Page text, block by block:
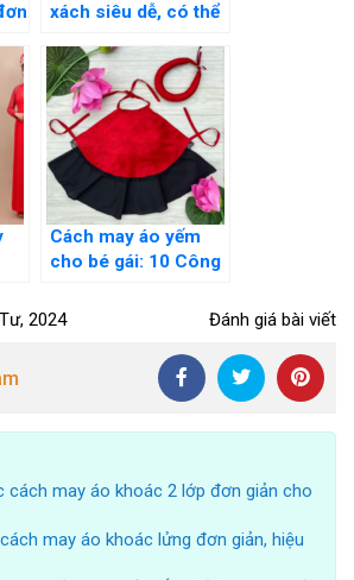
xách siêu dễ, có thể
chóng
Cách may áo yếm
cho bé gái: 10 Công
người mới
2024 Đánh giá bài viết
cách may áo khoác 2 lớp đơn giản cho
may áo khoác lửng đơn giản, hiệu